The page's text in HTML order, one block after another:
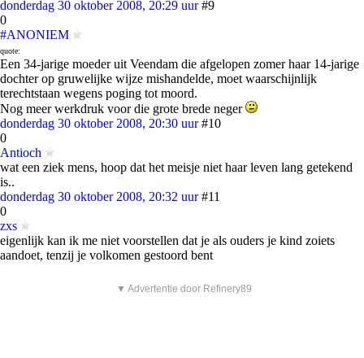
donderdag 30 oktober 2008, 20:29 uur #9
0
#ANONIEM
quote:
Een 34-jarige moeder uit Veendam die afgelopen zomer haar 14-jarige
dochter op gruwelijke wijze mishandelde, moet waarschijnlijk
terechtstaan wegens poging tot moord.
Nog meer werkdruk voor die grote brede neger
donderdag 30 oktober 2008, 20:30 uur #10
0
Antioch
wat een ziek mens, hoop dat het meisje niet haar leven lang getekend
is..
donderdag 30 oktober 2008, 20:32 uur #11
0
zxs
eigenlijk kan ik me niet voorstellen dat je als ouders je kind zoiets
aandoet, tenzij je volkomen gestoord bent
▼ Advertentie door Refinery89